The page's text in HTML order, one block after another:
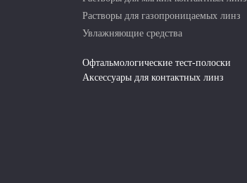
Растворы для газопроницаемых линз
Увлажняющие средства
Офтальмологические тест-полоски
Аксессуары для контактных линз